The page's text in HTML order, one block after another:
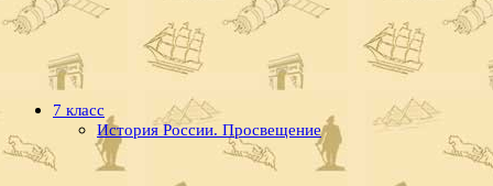
7 класс
История России. Просвещение